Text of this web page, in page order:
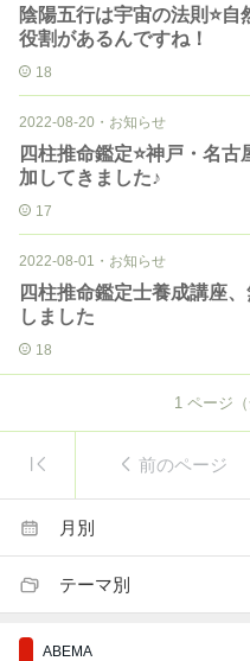
陰陽五行は宇宙の法則⭐️自
役割があるんですね！
18
2022-08-20 ・ お知らせ
四柱推命鑑定⭐️神戸・名
加してきました♪
17
2022-08-01 ・ お知らせ
四柱推命鑑定士養成講座
しました
18
1ページ（
前のページ
月別
テーマ別
ABEMA